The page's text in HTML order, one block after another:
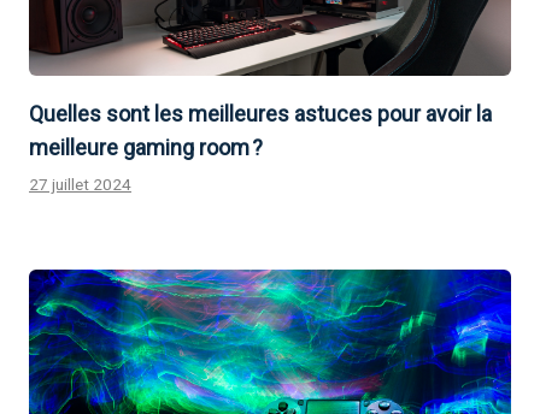
Quelles sont les meilleures astuces pour avoir la
meilleure gaming room ?
27 juillet 2024